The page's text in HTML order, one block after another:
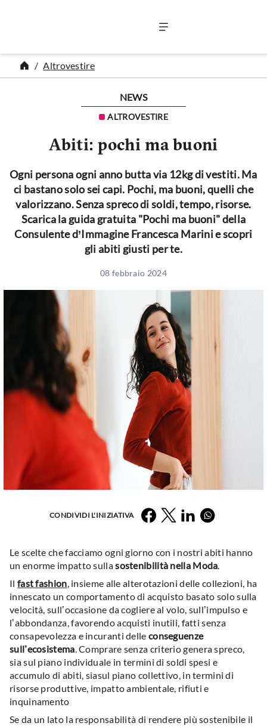
Altrovestire
NEWS
ALTROVESTIRE
Abiti: pochi ma buoni
Ogni persona ogni anno butta via 12kg di vestiti. Ma
ci bastano solo sei capi. Pochi, ma buoni, quelli che
valorizzano. Senza spreco di soldi, tempo, risorse.
Scarica la guida gratuita "Pochi ma buoni" della
Consulente d’Immagine Francesca Marini e scopri
gli abiti giusti per te.
08 febbraio 2024
CONDIVIDI L'INIZIATIVA FacebookTwitter LinkedInWhatsapp
Le scelte che facciamo ogni giorno con i nostri abiti hanno
un enorme impatto sullasostenibilità nella Moda.
Il fast fashion, insieme alle alterotazioni delle collezioni, ha
innescato un comportamento di acquisto basato solo sulla
velocità, sull’occasione da cogliere al volo, sull’impulso e
l’abbondanza, favorendo acquisti inutili, fatti senza
consapevolezza e incuranti delle conseguenze
sull’ecosistema. Comprare senza criterio genera spreco,
sia sul piano individuale in termini di soldi spesi e
accumulo di abiti, siasul piano collettivo, in termini di
risorse produttive, impatto ambientale, rifiuti e
inquinamento
Se da un lato la responsabilità di rendere più sostenibile il